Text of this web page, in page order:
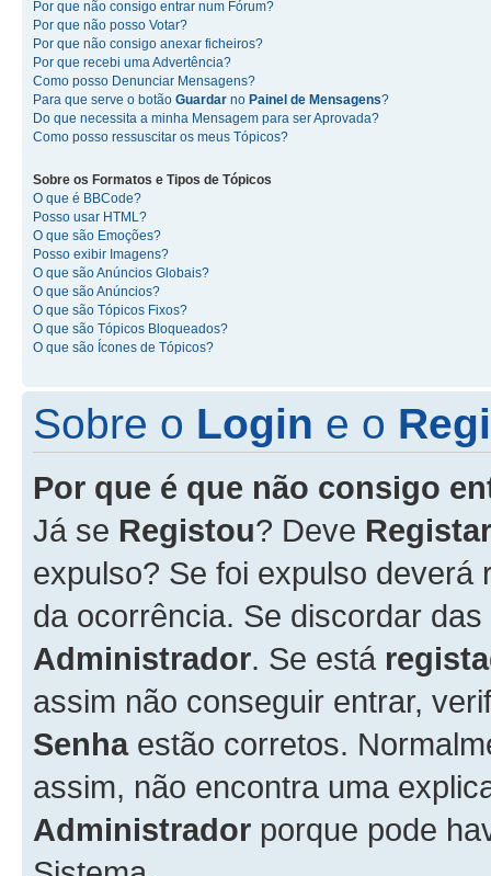
Por que não consigo entrar num Fórum?
Por que não posso Votar?
Por que não consigo anexar ficheiros?
Por que recebi uma Advertência?
Como posso Denunciar Mensagens?
Para que serve o botão Guardar no Painel de Mensagens?
Do que necessita a minha Mensagem para ser Aprovada?
Como posso ressuscitar os meus Tópicos?
Sobre os Formatos e Tipos de Tópicos
O que é BBCode?
Posso usar HTML?
O que são Emoções?
Posso exibir Imagens?
O que são Anúncios Globais?
O que são Anúncios?
O que são Tópicos Fixos?
O que são Tópicos Bloqueados?
O que são Ícones de Tópicos?
Sobre o Login e o
Por que é que não consigo
Já se Registou? Deve
expulso? Se foi expulso
da ocorrência. Se discordar
Administrador. Se está
assim não conseguir entrar,
Senhaestão corretos.
assim, não encontra uma
Administrador porque pode